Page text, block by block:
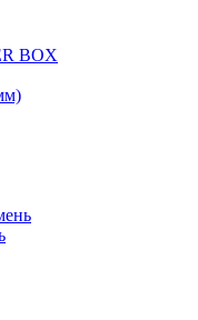
BOX